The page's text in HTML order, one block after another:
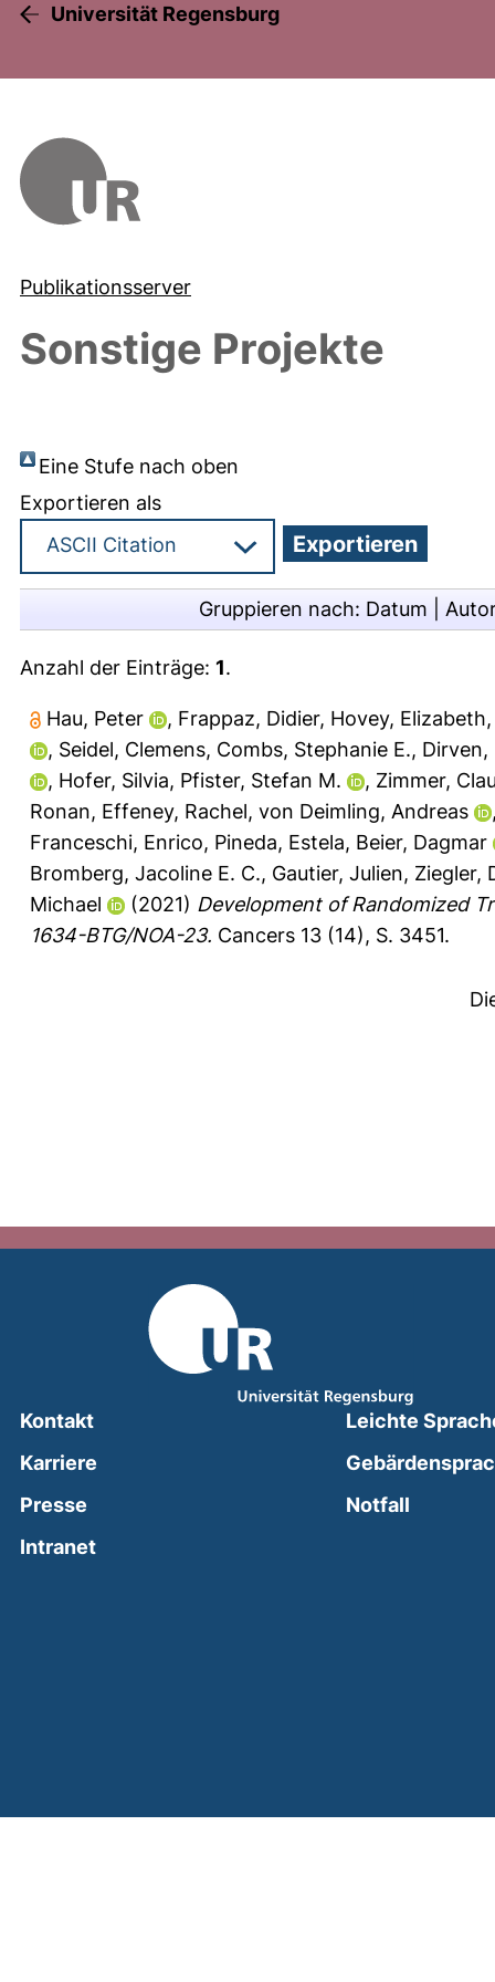
Universität Regensburg
Publikationsserver
Sonstige Projekte
Eine Stufe nach oben
Exportieren als
Gruppieren nach: Datum
Anzahl der Einträge: 1.
Hau, Peter , Frappaz, Didier, Hovey, Elizabeth
, Seidel, Clemens, Combs, Stephanie E., Dirven,
, Hofer, Silvia, Pfister, Stefan M. , Zimmer,
Ronan, Effeney, Rachel, von Deimling, Andreas
Franceschi, Enrico, Pineda, Estela, Beier, Dagmar
Bromberg, Jacoline E. C., Gautier, Julien, Ziegler,
Michael
(2021) Development of Randomized
1634-BTG/NOA-23. Cancers 13 (14), S. 3451.
Kontakt
Karriere
Presse
Intranet(external link, opens in a new window)
Leichte
Notfall